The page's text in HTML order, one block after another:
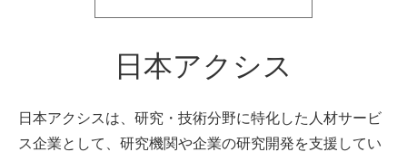
日本アクシス
日本アクシスは、研究・技術分野に特化した人材サービ
ス企業として、研究機関や企業の研究開発を支援してい